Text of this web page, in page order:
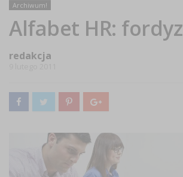
Archiwum!
Alfabet HR:
redakcja